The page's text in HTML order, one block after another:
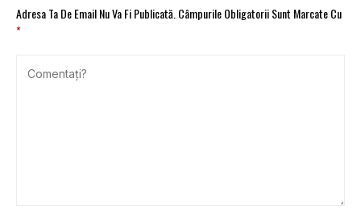
Adresa Ta De Email Nu Va Fi Publicată.Câmpurile Obligatorii Sunt Marcate Cu
*